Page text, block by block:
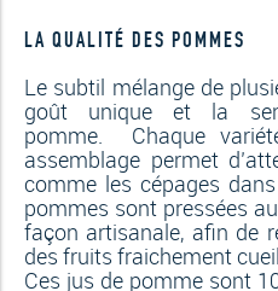
LA QUALITÉ DES POMMES
Le subtil mélange de
goût unique et la
pomme. Chaque
assemblage permet
comme les cépages
pommes sont pressées
façon artisanale, afin de
des fruits fraichement
Ces jus de pomme sont